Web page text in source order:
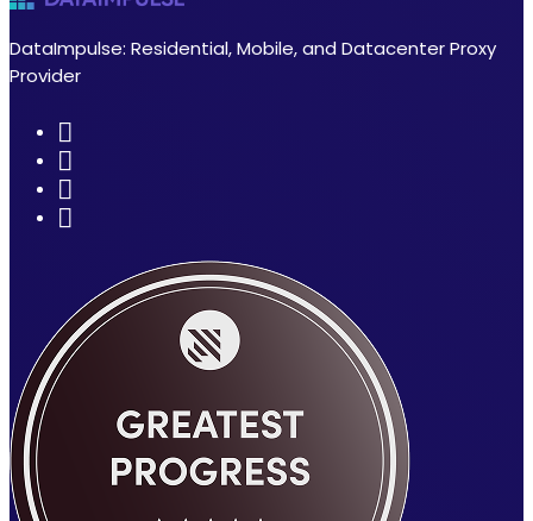
DataImpulse: Residential, Mobile, and Datacenter Proxy
Provider